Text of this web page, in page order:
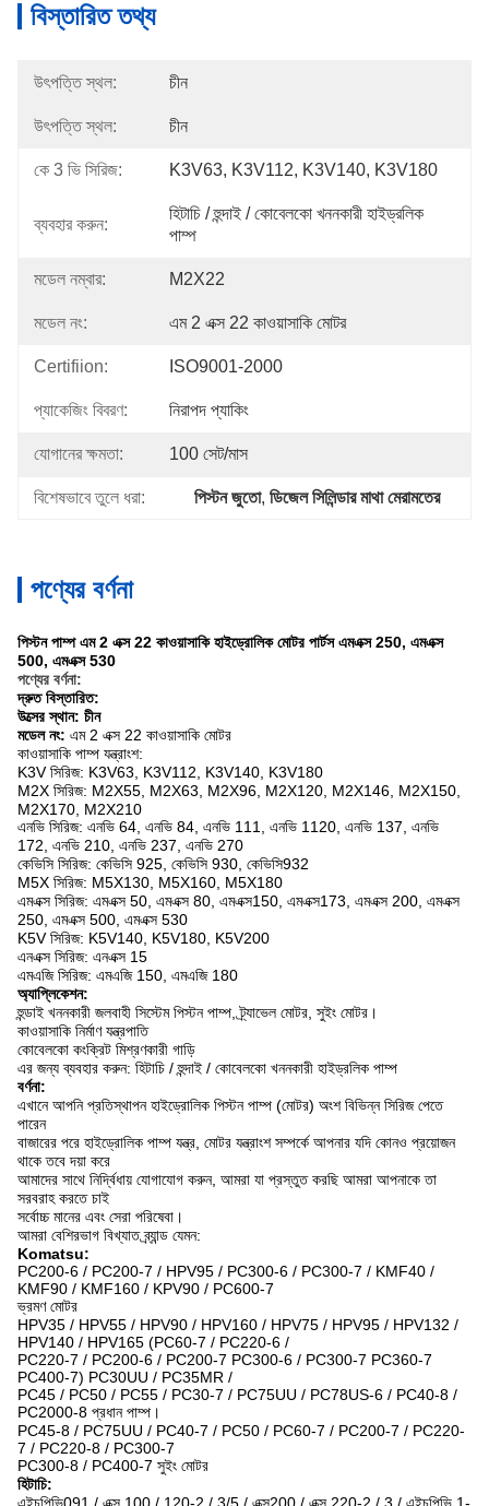
বিস্তারিত তথ্য
উৎপত্তি স্থল: চীন
উৎপত্তি স্থল: চীন
কে 3 ভি সিরিজ: K3V63, K3V112, K3V140, K3V180
ব্যবহার করুন:
হিটাচি / হুন্দাই / কোবেলকো খননকারী হাইড্রলিক
পাম্প
মডেল নম্বার: M2X22
মডেল নং: এম 2 এক্স 22 কাওয়াসাকি মোটর
Certifiion: ISO9001-2000
প্যাকেজিং বিবরণ: নিরাপদ প্যাকিং
যোগানের ক্ষমতা: 100 সেট/মাস
বিশেষভাবে তুলে ধরা: পিস্টন জুতো, ডিজেল সিলিন্ডার মাথা মেরামতের
পণ্যের বর্ণনা
পিস্টন পাম্প এম 2 এক্স 22 কাওয়াসাকি হাইড্রোলিক মোটর পার্টস এমএক্স 250, এমএক্স
500, এমএক্স 530
পণ্যের বর্ণনা:
দ্রুত বিস্তারিত:
উত্সের স্থান: চীন
মডেল নং: এম 2 এক্স 22 কাওয়াসাকি মোটর
কাওয়াসাকি পাম্প যন্ত্রাংশ:
K3V সিরিজ: K3V63, K3V112, K3V140, K3V180
M2X সিরিজ: M2X55, M2X63, M2X96, M2X120, M2X146, M2X150,
M2X170, M2X210
এনভি সিরিজ: এনভি 64, এনভি 84, এনভি 111, এনভি 1120, এনভি 137, এনভি
172, এনভি 210, এনভি 237, এনভি 270
কেভিসি সিরিজ: কেভিসি 925, কেভিসি 930, কেভিসি932
M5X সিরিজ: M5X130, M5X160, M5X180
এমএক্স সিরিজ: এমএক্স 50, এমএক্স 80, এমএক্স150, এমএক্স173, এমএক্স 200, এমএক্স
250, এমএক্স 500, এমএক্স 530
K5V সিরিজ: K5V140, K5V180, K5V200
এনএক্স সিরিজ: এনএক্স 15
এমএজি সিরিজ: এমএজি 150, এমএজি 180
অ্যাপ্লিকেশন:
হুন্ডাই খননকারী জলবাহী সিস্টেম পিস্টন পাম্প, ট্র্যাভেল মোটর, সুইং মোটর।
কাওয়াসাকি নির্মাণ যন্ত্রপাতি
কোবেলকো কংক্রিট মিশ্রণকারী গাড়ি
এর জন্য ব্যবহার করুন: হিটাচি / হুন্দাই / কোবেলকো খননকারী হাইড্রলিক পাম্প
বর্ণনা:
এখানে আপনি প্রতিস্থাপন হাইড্রোলিক পিস্টন পাম্প (মোটর) অংশ বিভিন্ন সিরিজ পেতে
পারেন
বাজারের পরে হাইড্রোলিক পাম্প যন্ত্র, মোটর যন্ত্রাংশ সম্পর্কে আপনার যদি কোনও প্রয়োজন
থাকে তবে দয়া করে
আমাদের সাথে নির্দ্বিধায় যোগাযোগ করুন, আমরা যা প্রস্তুত করছি আমরা আপনাকে তা
সরবরাহ করতে চাই
সর্বোচ্চ মানের এবং সেরা পরিষেবা।
আমরা বেশিরভাগ বিখ্যাত ব্র্যান্ড যেমন:
Komatsu:
PC200-6 / PC200-7 / HPV95 / PC300-6 / PC300-7 / KMF40 /
KMF90 / KMF160 / KPV90 / PC600-7
ভ্রমণ মোটর
HPV35 / HPV55 / HPV90 / HPV160 / HPV75 / HPV95 / HPV132 /
HPV140 / HPV165 (PC60-7 / PC220-6 /
PC220-7 / PC200-6 / PC200-7 PC300-6 / PC300-7 PC360-7
PC400-7) PC30UU / PC35MR /
PC45 / PC50 / PC55 / PC30-7 / PC75UU / PC78US-6 / PC40-8 /
PC2000-8 প্রধান পাম্প।
PC45-8 / PC75UU / PC40-7 / PC50 / PC60-7 / PC200-7 / PC220-
7 / PC220-8 / PC300-7
PC300-8 / PC400-7 সুইং মোটর
হিটাচি: